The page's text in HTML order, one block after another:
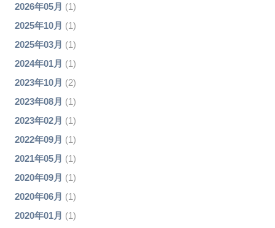
2026年05月 (1)
2025年10月 (1)
2025年03月 (1)
2024年01月 (1)
2023年10月 (2)
2023年08月 (1)
2023年02月 (1)
2022年09月 (1)
2021年05月 (1)
2020年09月 (1)
2020年06月 (1)
2020年01月 (1)